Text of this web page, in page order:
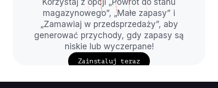
magazynowego”, „Małe zapasy” i
„Zamawiaj w przedsprzedaży”, aby
generować przychody, gdy zapasy są
niskie lub wyczerpane!
Zainstaluj teraz